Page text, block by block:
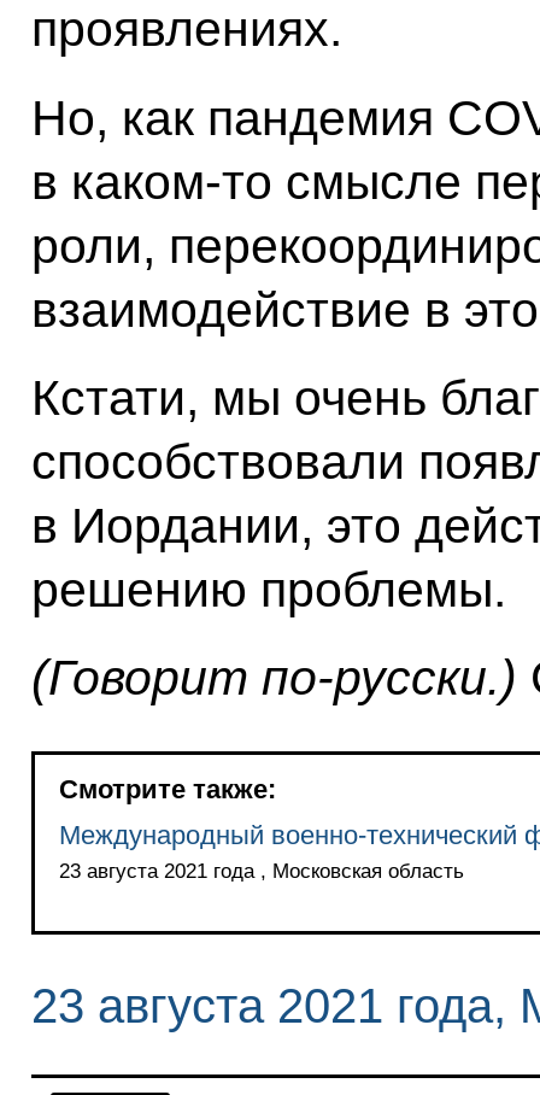
проявлениях.
Но, как пандемия
в каком-то смысле
роли,
взаимодействие в
Кстати, мы очень
способствовали
в Иордании, это
решению проблемы.
(Говорит по-русски.)
Смотрите также:
Международный военно-технический
23 августа 2021 года , Московская область
23 августа 2021 года,